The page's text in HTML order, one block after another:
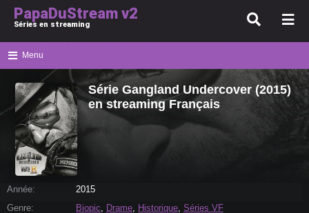
PapaDuStream v2
Séries en streaming
Menu
Série Gangland Undercover (2015)
en streaming Français
Année:
2015
Genre:
Biopic, Drame, Historique, Séries VF